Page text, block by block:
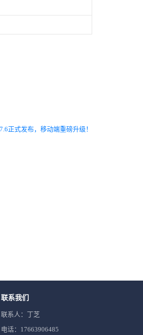
正式发布，移动端重磅升级！
联系我们
联系人：丁芝
电话：17663906485